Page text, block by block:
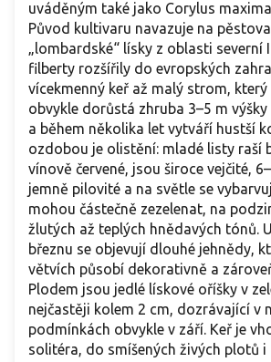
uváděným také jako Corylus
Původ kultivaru navazuje na
„lombardské“ lísky z oblasti severní
filberty rozšířily do evropských
vícekmenný keř až malý strom,
obvykle dorůstá zhruba 3–5 m
a během několika let vytváří hustší
ozdobou je olistění: mladé listy raší
vínově červené, jsou široce vejčité,
jemně pilovité a na světle se
mohou částečně zezelenat, na
žlutých až teplých hnědavých tónů.
březnu se objevují dlouhé jehnědy,
větvích působí dekorativně a
Plodem jsou jedlé lískové oříšky v
nejčastěji kolem 2 cm, dozrávající v
podmínkách obvykle v září. Keř je
solitéra, do smíšených živých plotů i